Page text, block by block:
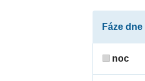
Fáze dne
noc